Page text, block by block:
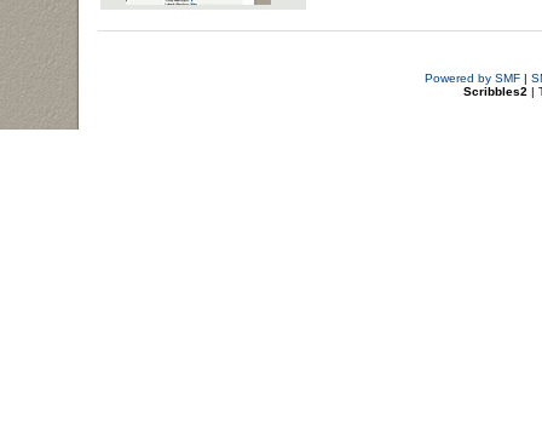
Powered by SMF|
Scribbles2 |